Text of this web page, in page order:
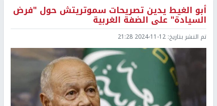
أبو الغيط يدين تصريحات سموتريتش حول "فرض
السيادة" على الضفة الغربية
تم النشر بتاريخ: 2024-11-12 21:28